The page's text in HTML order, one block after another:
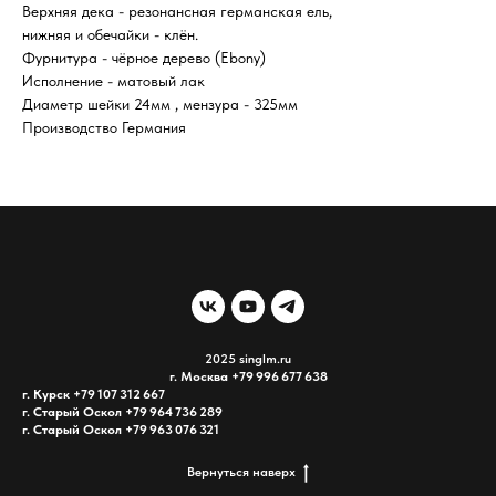
Верхняя дека - резонансная германская ель,
нижняя и обечайки - клён.
Фурнитура - чёрное дерево (Ebony)
Исполнение - матовый лак
Диаметр шейки 24мм , мензура - 325мм
Производство Германия
2025 singlm.ru
г. Москва +79 996 677 638
г. Курск +79 107 312 667
г. Старый Оскол +79 964 736 289
г. Старый Оскол +79 963 076 321
Вернуться наверх